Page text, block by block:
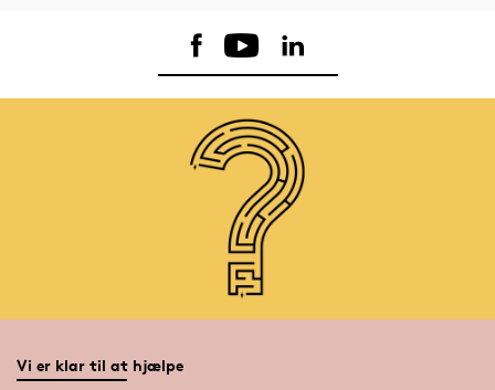
Vi er klar til at hjælpe